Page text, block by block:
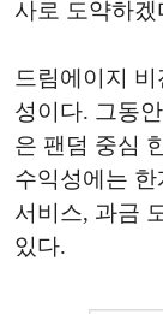
사로 도약하
드림에이지
성이다. 그동
은 팬덤 중심
수익성에는
서비스, 과금
있다.